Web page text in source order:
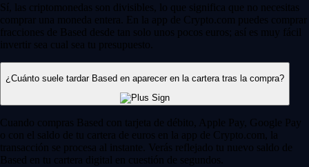
Sí, las criptomonedas son divisibles, lo que significa que no necesitas
comprar una moneda entera. En la app de Crypto.com puedes comprar
fracciones de Based desde tan solo unos pocos euros; así es muy fácil
invertir sea cual sea tu presupuesto.
¿Cuánto suele tardar Based en aparecer en la cartera tras la compra?
Cuando compras Based con tarjeta de débito, Apple Pay, Google Pay
o con el saldo de tu cartera de euros en la app de Crypto.com, la
transacción se procesa al instante. Verás reflejado tu nuevo saldo de
Based en tu cartera digital en cuestión de segundos.